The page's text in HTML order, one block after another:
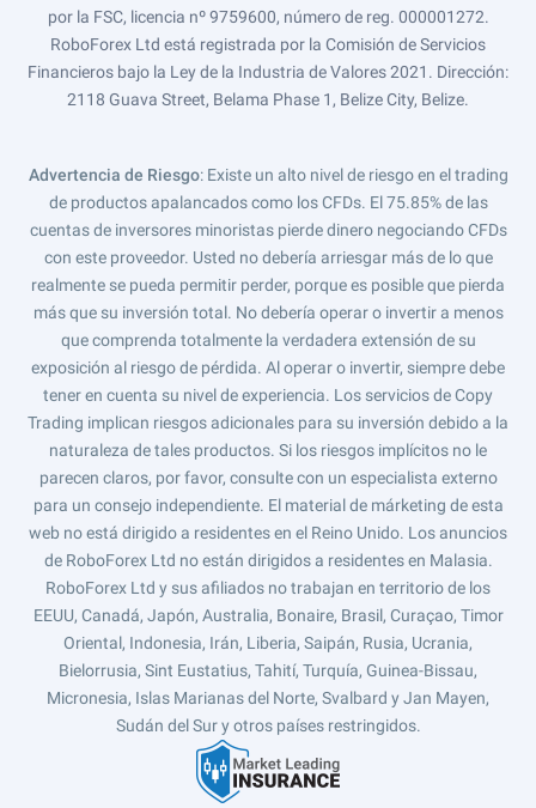
por la FSC, licencia nº 9759600, número de reg. 000001272.
RoboForex Ltd está registrada por la Comisión de Servicios
Financieros bajo la Ley de la Industria de Valores 2021. Dirección:
2118 Guava Street, Belama Phase 1, Belize City, Belize.
Advertencia de Riesgo: Existe un alto nivel de riesgo en el trading
de productos apalancados como los CFDs. El 75.85% de las
cuentas de inversores minoristas pierde dinero negociando CFDs
con este proveedor. Usted no debería arriesgar más de lo que
realmente se pueda permitir perder, porque es posible que pierda
más que su inversión total. No debería operar o invertir a menos
que comprenda totalmente la verdadera extensión de su
exposición al riesgo de pérdida. Al operar o invertir, siempre debe
tener en cuenta su nivel de experiencia. Los servicios de Copy
Trading implican riesgos adicionales para su inversión debido a la
naturaleza de tales productos. Si los riesgos implícitos no le
parecen claros, por favor, consulte con un especialista externo
para un consejo independiente. El material de márketing de esta
web no está dirigido a residentes en el Reino Unido. Los anuncios
de RoboForex Ltd no están dirigidos a residentes en Malasia.
RoboForex Ltd y sus afiliados no trabajan en territorio de los
EEUU, Canadá, Japón, Australia, Bonaire, Brasil, Curaçao, Timor
Oriental, Indonesia, Irán, Liberia, Saipán, Rusia, Ucrania,
Bielorrusia, Sint Eustatius, Tahití, Turquía, Guinea-Bissau,
Micronesia, Islas Marianas del Norte, Svalbard y Jan Mayen,
Sudán del Sur y otros países restringidos.